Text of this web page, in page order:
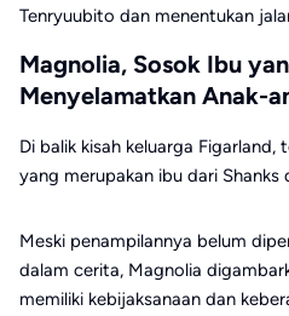
Tenryuubito dan menentukan
Magnolia, Sosok Ibu
Menyelamatkan Anak-
Di balik kisah keluarga
yang merupakan ibu dari Shanks
Meski penampilannya belum
dalam cerita, Magnolia
memiliki kebijaksanaan dan